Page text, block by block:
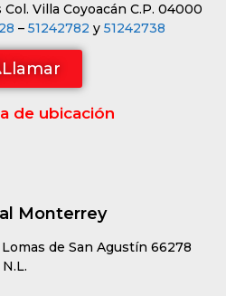
Villa Coyoacán C.P. 04000
– 51242782 y 51242738
Llamar
de ubicación
Monterrey
de San Agustín 66278